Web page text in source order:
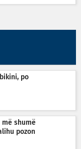
po
shumë
pozon